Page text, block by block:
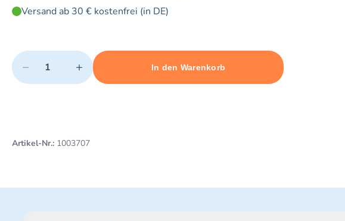
Versand ab 30 € kostenfrei (in DE)
Quantity
− +
Minimum quantity: 1 Maximum quantity: 20
In den Warenkorb
Add 1 item to cart
Artikel-Nr.: 1003707